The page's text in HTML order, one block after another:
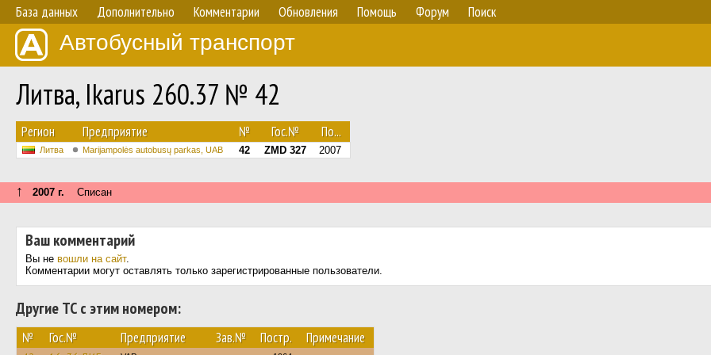
База данных Дополнительно Комментарии Обновления Помощь Форум Поиск
Автобусный транспорт
Литва, Ikarus 260.37 № 42
Регион Предприятие № Гос.№ По...
Литва Marijampolės autobusų parkas, UAB 42 ZMD 327 2007
↑ 2007 г. Списан
Ваш комментарий
Вы не вошли на сайт.
Комментарии могут оставлять только зарегистрированные пользователи.
Другие ТС с этим номером:
№ Гос.№ Предприятие Зав.№ Постр. Примечание